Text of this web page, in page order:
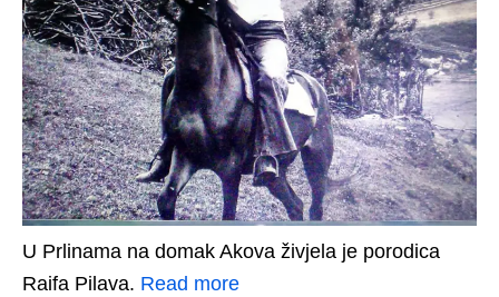
U Prlinama na domak Akova živjela je porodica
Raifa Pilava. Read more